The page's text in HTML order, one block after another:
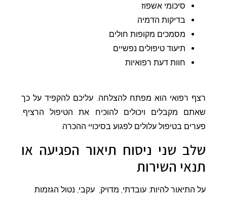
סיכומי אשפוז
בדיקות הדמיה
מסמכים מקופות חולים
תיעוד טיפולים נפשיים
חוות דעת רפואיות
רצף רפואי הוא מפתח להצלחה. עליכם להקפיד על כך
שאתם מקבלים ויכולים להוכיח את הטיפול הרציף.
פערים בטיפול עלולים לפגוע בסיכויי ההכרה.
שלב שני ניסוח תיאור הפגיעה או
תנאי השירות
על התיאור להיות: עובדתי, מדויק, עקבי, נטול הגזמות